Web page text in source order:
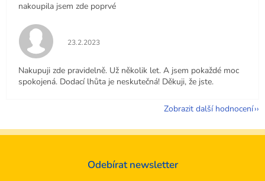
nakoupila jsem zde poprvé
Hodnocení obchodu je 5 z 5 hvězdiček.
23.2.2023
Nakupuji zde pravidelně. Už několik let. A jsem pokaždé moc
spokojená. Dodací lhůta je neskutečná! Děkuji, že jste.
Zobrazit další hodnocení
Odebírat newsletter